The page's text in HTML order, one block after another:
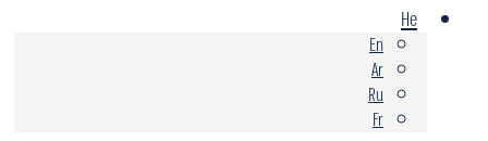
He
En
Ar
Ru
Fr